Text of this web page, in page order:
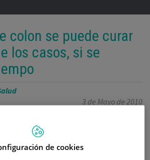
colon se puede curar
los casos, si se
3 de Mayo de 2010
prevención
Test de Sangre Oculta en Heces
de cookies